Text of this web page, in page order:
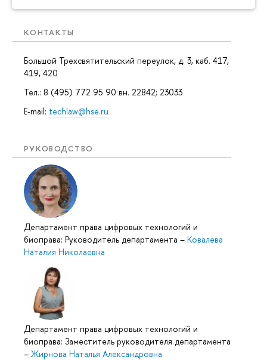
КОНТАКТЫ
Большой Трехсвятительский переулок, д. 3, каб. 417,
419, 420
Тел.: 8 (495) 772 95 90 вн. 22842; 23033
E-mail: techlaw@hse.ru
РУКОВОДСТВО
Департамент права цифровых технологий и
биоправа: Руководитель департамента – Ковалева
Наталия Николаевна
Департамент права цифровых технологий и
биоправа: Заместитель руководителя департамента
– Жирнова Наталья Александровна